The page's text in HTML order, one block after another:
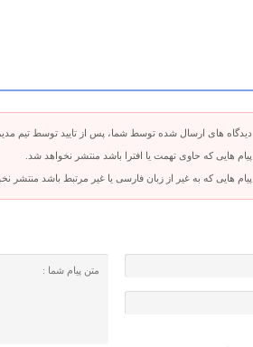
دیدگاه های ارسال شده توسط شما، پس از تایید توسط تیم
پیام هایی که حاوی تهمت یا افترا باشد منتشر نخواهد شد.
پیام هایی که به غیر از زبان فارسی یا غیر مرتبط باشد منتشر